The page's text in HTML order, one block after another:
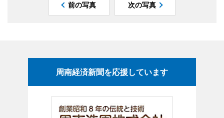
前の写真 次の写真
周南経済新聞を応援しています